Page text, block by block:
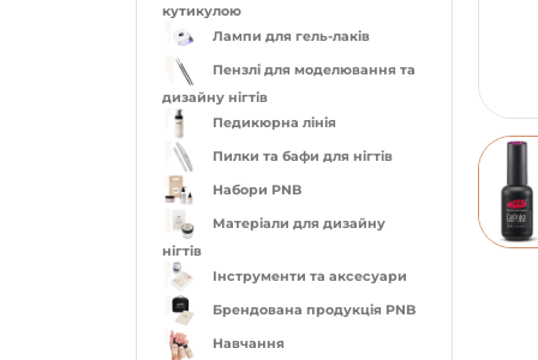
кутикулою
Лампи для гель-лаків
Пензлі для моделювання та
дизайну нігтів
Педикюрна лінія
Пилки та бафи для нігтів
Набори PNB
Матеріали для дизайну
нігтів
Інструменти та аксесуари
Брендована продукція PNB
Навчання